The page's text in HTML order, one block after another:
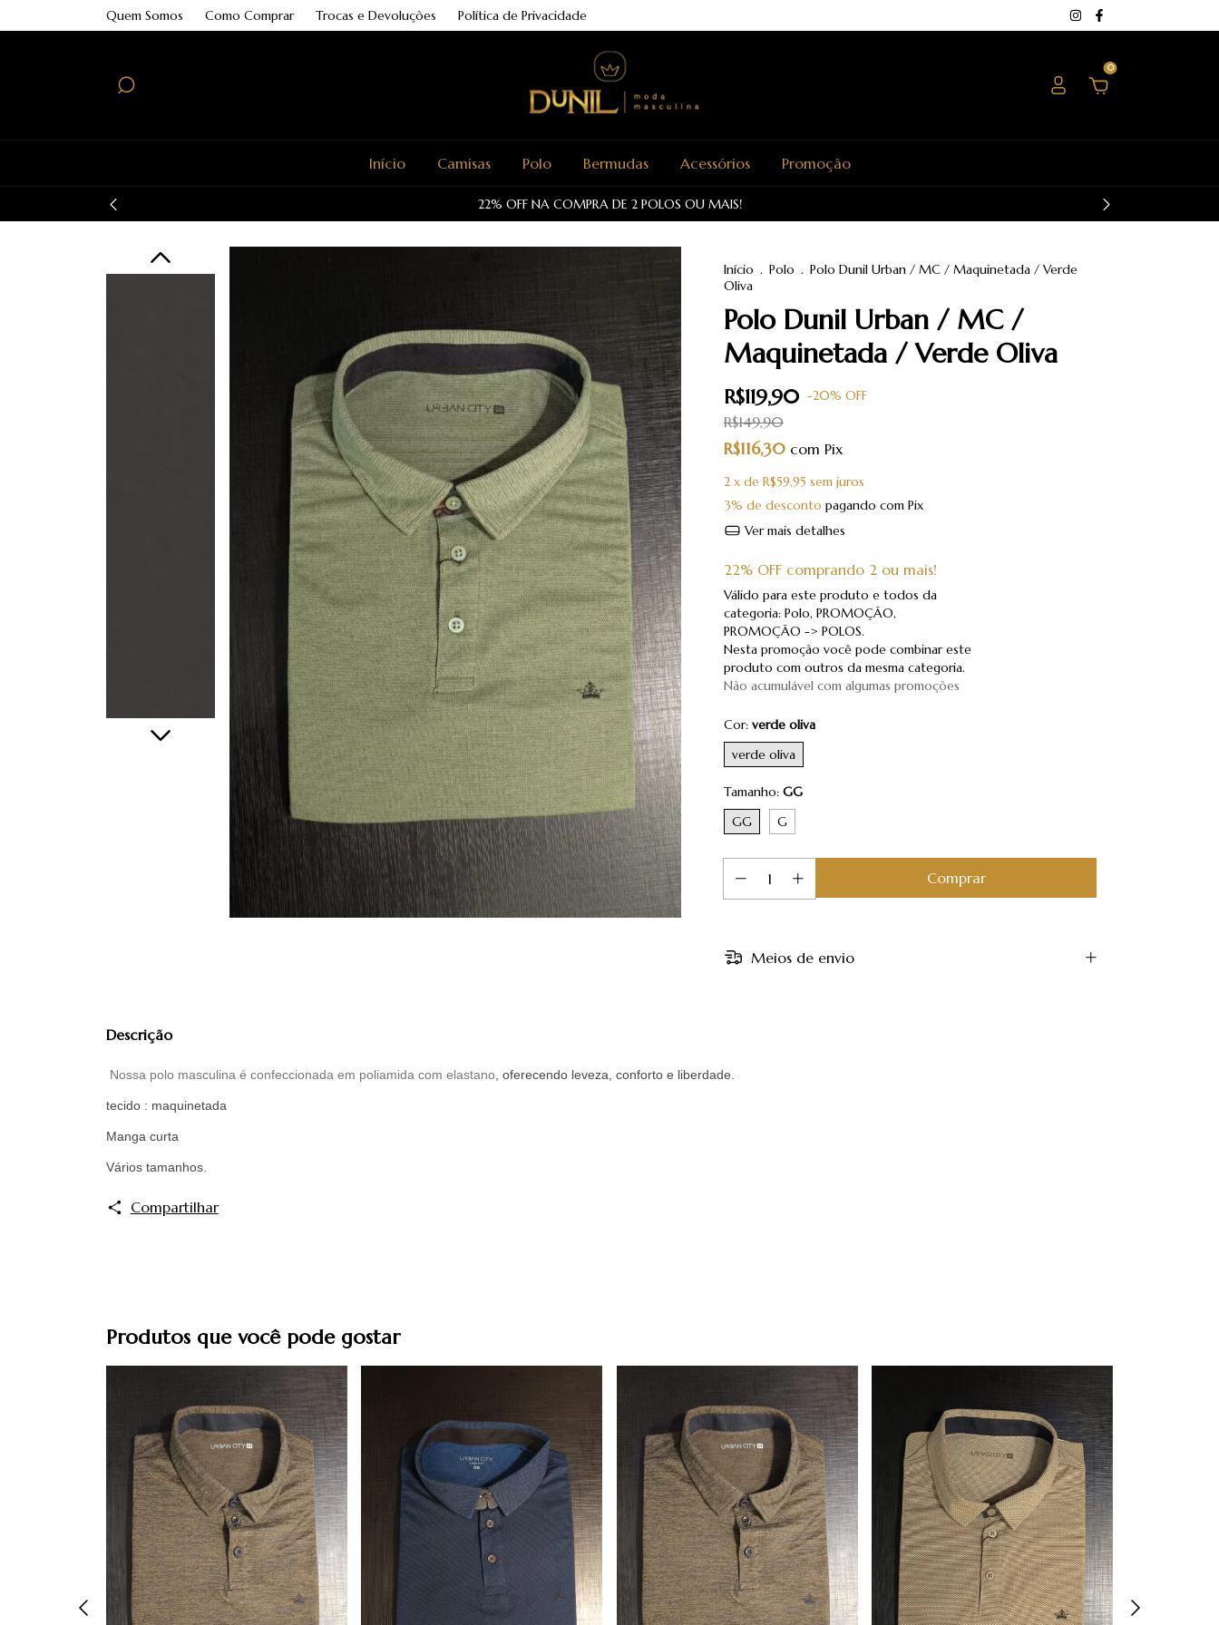
Quem Somos Como Comprar Trocas e Devoluções Política de Privacidade
0
Início Camisas Polo Bermudas Acessórios Promoção
22% OFF NA COMPRA DE 2 POLOS OU MAIS!
Início . Polo . Polo Dunil Urban / MC / Maquinetada / Verde
Oliva
Polo Dunil Urban / MC /
Maquinetada / Verde Oliva
R$119,90 -20% OFF
R$149,90
R$116,30 com Pix
2 x de R$59,95 sem juros
3% de desconto pagando com Pix
Ver mais detalhes
22% OFF comprando 2 ou mais!
Válido para este produto e todos da
categoria: Polo, PROMOÇÃO,
PROMOÇÃO -> POLOS.
Nesta promoção você pode combinar este
produto com outros da mesma categoria.
Não acumulável com algumas promoções
Cor: verde oliva
verde oliva
Tamanho: GG
GG
G
Meios de envio
Descrição
Nossa polo masculina é confeccionada em poliamida com elastano , oferecendo leveza, conforto e liberdade.
tecido : maquinetada
Manga curta
Vários tamanhos.
Compartilhar
Produtos que você pode gostar